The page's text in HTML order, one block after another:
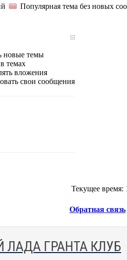
Популярная тема без новых
новые темы
темах
вложения
свои сообщения
Текущее время:
Обратная связь
ГРАНТА КЛУБ